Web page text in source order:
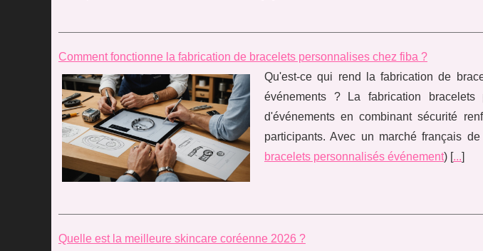
Comment fonctionne la fabrication de bracelets personnalises chez fiba ?
Qu'est-ce qui rend la fabrication de
événements ? La fabrication bracelets
d'événements en combinant sécurité
participants. Avec un marché français
bracelets personnalisés événement) [...]
Quelle est la meilleure skincare coréenne 2026 ?